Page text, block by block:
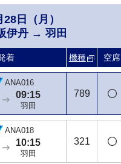
日（月）
伊丹 → 羽田
着 機種 空席
ANA014
08:45 772
ANA016
09:15
羽田
789
ANA018
10:15
羽田
321